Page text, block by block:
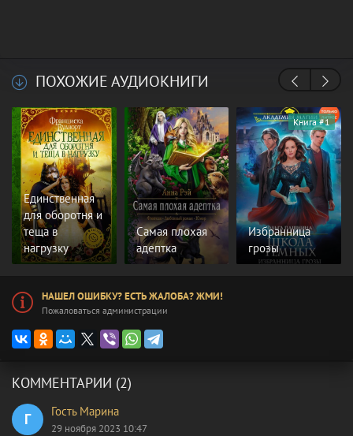
ПОХОЖИЕ АУДИОКНИГИ
Единственная
для оборотня и
теща в
нагрузку
Самая плохая
адептка
Избранница
грозы
Книга #1
НАШЕЛ ОШИБКУ? ЕСТЬ ЖАЛОБА? ЖМИ!
Пожаловаться администрации
КОММЕНТАРИИ (2)
Г Гость Марина
29 ноября 2023 10:47